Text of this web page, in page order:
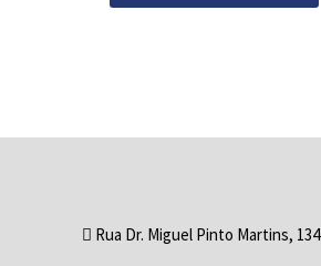
Rua Dr. Miguel Pinto Martins, 134